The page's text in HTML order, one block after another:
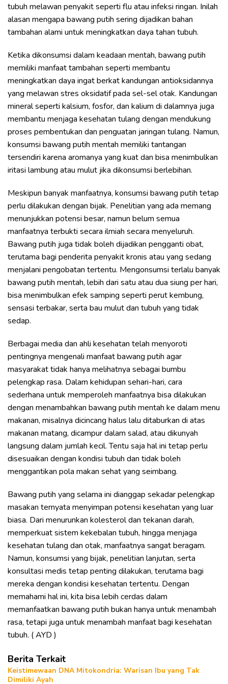
tubuh melawan penyakit seperti flu atau infeksi ringan. Inilah
alasan mengapa bawang putih sering dijadikan bahan
tambahan alami untuk meningkatkan daya tahan tubuh.
Ketika dikonsumsi dalam keadaan mentah, bawang putih
memiliki manfaat tambahan seperti membantu
meningkatkan daya ingat berkat kandungan antioksidannya
yang melawan stres oksidatif pada sel-sel otak. Kandungan
mineral seperti kalsium, fosfor, dan kalium di dalamnya juga
membantu menjaga kesehatan tulang dengan mendukung
proses pembentukan dan penguatan jaringan tulang. Namun,
konsumsi bawang putih mentah memiliki tantangan
tersendiri karena aromanya yang kuat dan bisa menimbulkan
iritasi lambung atau mulut jika dikonsumsi berlebihan.
Meskipun banyak manfaatnya, konsumsi bawang putih tetap
perlu dilakukan dengan bijak. Penelitian yang ada memang
menunjukkan potensi besar, namun belum semua
manfaatnya terbukti secara ilmiah secara menyeluruh.
Bawang putih juga tidak boleh dijadikan pengganti obat,
terutama bagi penderita penyakit kronis atau yang sedang
menjalani pengobatan tertentu. Mengonsumsi terlalu banyak
bawang putih mentah, lebih dari satu atau dua siung per hari,
bisa menimbulkan efek samping seperti perut kembung,
sensasi terbakar, serta bau mulut dan tubuh yang tidak
sedap.
Berbagai media dan ahli kesehatan telah menyoroti
pentingnya mengenali manfaat bawang putih agar
masyarakat tidak hanya melihatnya sebagai bumbu
pelengkap rasa. Dalam kehidupan sehari-hari, cara
sederhana untuk memperoleh manfaatnya bisa dilakukan
dengan menambahkan bawang putih mentah ke dalam menu
makanan, misalnya dicincang halus lalu ditaburkan di atas
makanan matang, dicampur dalam salad, atau dikunyah
langsung dalam jumlah kecil. Tentu saja hal ini tetap perlu
disesuaikan dengan kondisi tubuh dan tidak boleh
menggantikan pola makan sehat yang seimbang.
Bawang putih yang selama ini dianggap sekadar pelengkap
masakan ternyata menyimpan potensi kesehatan yang luar
biasa. Dari menurunkan kolesterol dan tekanan darah,
memperkuat sistem kekebalan tubuh, hingga menjaga
kesehatan tulang dan otak, manfaatnya sangat beragam.
Namun, konsumsi yang bijak, penelitian lanjutan, serta
konsultasi medis tetap penting dilakukan, terutama bagi
mereka dengan kondisi kesehatan tertentu. Dengan
memahami hal ini, kita bisa lebih cerdas dalam
memanfaatkan bawang putih bukan hanya untuk menambah
rasa, tetapi juga untuk menambah manfaat bagi kesehatan
tubuh. ( AYD )
Berita Terkait
Keistimewaan DNA Mitokondria: Warisan Ibu yang Tak
Dimiliki Ayah